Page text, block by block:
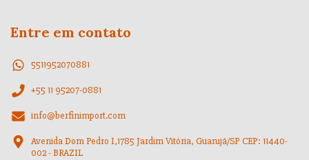
Entre em contato
5511952070881
+55 11 95207-0881
info@berfinimport.com
Avenida Dom Pedro I,1785 Jardim Vitória, Guarujá/SP CEP: 11440-
002 - BRAZIL